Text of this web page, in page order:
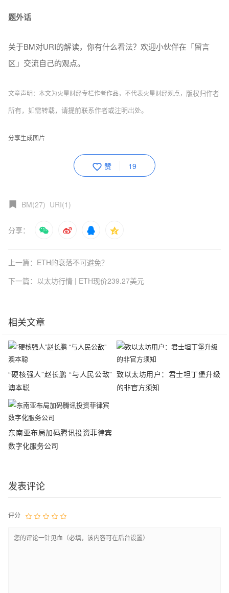
题外话
关于BM对URI的解读，你有什么看法？欢迎小伙伴在「留言
区」交流自己的观点。
文章声明：本文为火星财经专栏作者作品，不代表火星财经观点， 版权归作者
所有，如需转载，请提前联系作者或注明出处。
分享生成图片
赞 19
BM(27) URI(1)
分享：
上一篇：ETH的衰落不可避免？
下一篇：以太坊行情 | ETH现价239.27美元
相关文章
“硬核强人”赵长鹏 “与人民公敌”
澳本聪
致以太坊用户：君士坦丁堡升级
的非官方须知
东南亚布局加码腾讯投资菲律宾
数字化服务公司
发表评论
评分